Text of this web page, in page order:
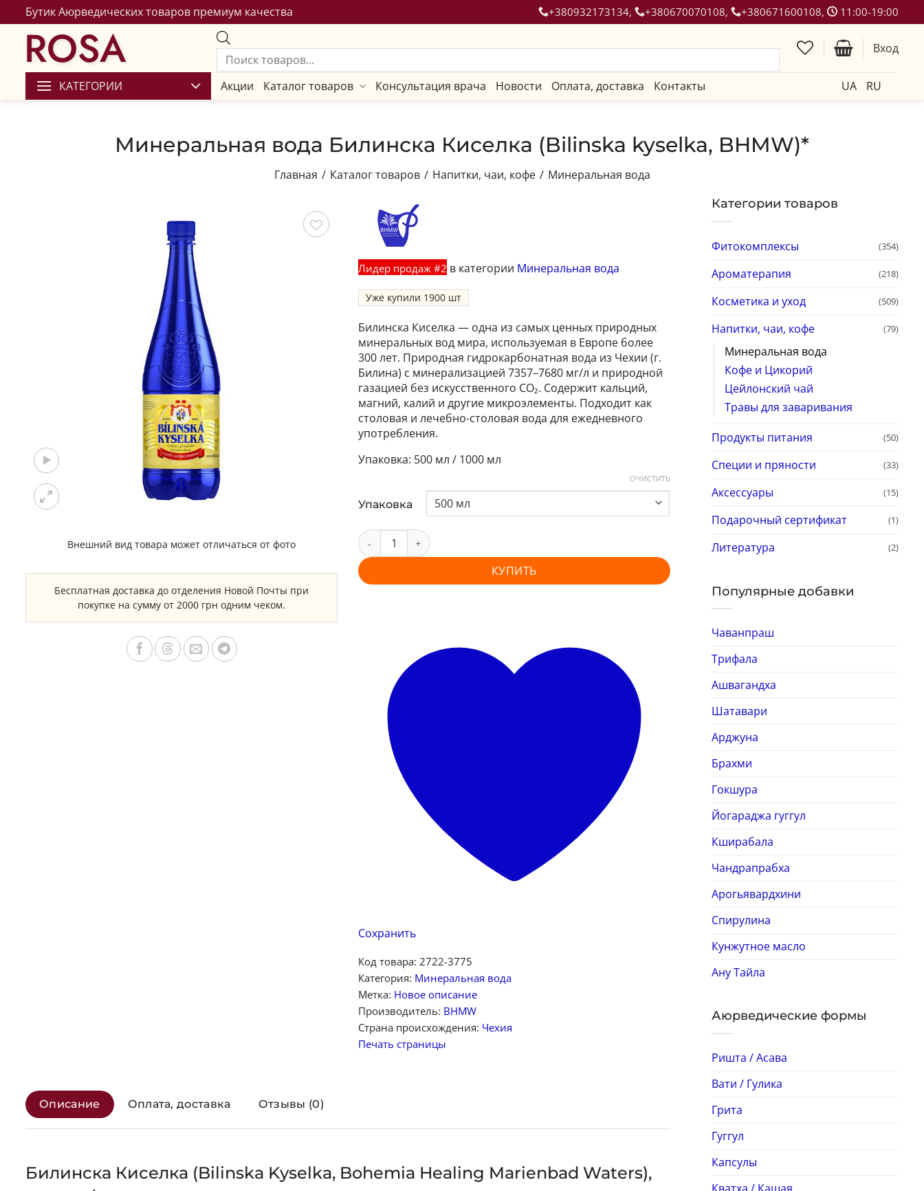
Бутик Аюрведических товаров премиум качества +380932173134, +380670070108, +380671600108, 11:00-19:00
ROSA Вход
КАТЕГОРИИ Акции Каталог товаров Консультация врача Новости Оплата, доставка Контакты UA RU
Минеральная вода Билинска Киселка (Bilinska kyselka, BHMW)*
Главная / Каталог товаров / Напитки, чаи, кофе / Минеральная вода
Категории товаров
Фитокомплексы (354)
Ароматерапия (218)
Косметика и уход (509)
Напитки, чаи, кофе (79)
Минеральная вода
Кофе и Цикорий
Цейлонский чай
Tравы для заваривания
Продукты питания
(50)
Специи и пряности (33)
Аксессуары (15)
Подарочный сертификат (1)
Литература (2)
Популярные добавки
Чаванпраш
Трифала
Ашвагандха
Шатавари
Арджуна
Брахми
Гокшура
Йогараджа гуггул
Кширабала
Чандрапрабха
Арогьявардхини
Спирулина
Кунжутное масло
Ану Тайла
Аюрведические формы
Ришта / Асава
Вати / Гулика
Грита
Гуггул
Капсулы
Внешний вид товара может отличаться от фото
Бесплатная доставка до отделения Новой Почты при
покупке на сумму от 2000 грн одним чеком.
Лидер продаж #2 в категории Минеральная вода
Уже купили 1900
Билинска Киселка — одна из самых ценных природных
минеральных вод мира, используемая в Европе более
300 лет. Природная гидрокарбонатная вода из Чехии (г.
Билина) с минерализацией 7357–7680 мг/л и природной
газацией без искусственного CO₂. Содержит кальций,
магний, калий и другие микроэлементы. Подходит как
столовая и лечебно-столовая вода для ежедневного
употребления.
500 мл / 1000 мл
Упаковка
ОЧИСТИТЬ
КУПИТЬ
Сохранить
Код товара: 2722-3775
Категория: Минеральная вода
Метка: Новое описание
Производитель: BHMW
Страна происхождения: Чехия
Печать страницы
Описание Оплата, доставка Отзывы (0)
Билинска Киселка (Bilinska Kyselka, Bohemia Healing Marienbad Waters),